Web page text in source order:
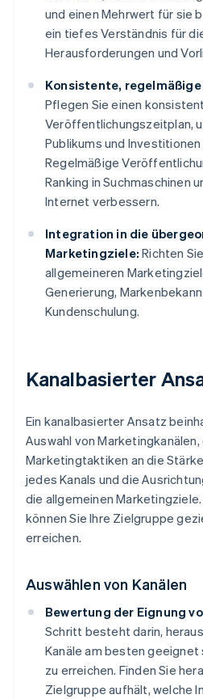
und einen Mehrwert für sie
ein tiefes Verständnis für
Herausforderungen und
Konsistente,
Pflegen Sie einen
Veröffentlichungszeitplan,
Publikums und
Regelmäßige
Ranking in Suchmaschinen
Internet verbessern.
Integration in die
Marketingziele: Richten
allgemeineren
Generierung,
Kundenschulung.
Kanalbasierter
Ein kanalbasierter Ansatz
Auswahl von
Marketingtaktiken an die
jedes Kanals und die
die allgemeinen
können Sie Ihre Zielgruppe
erreichen.
Auswählen von Kanälen
Bewertung der Eignung
Schritt besteht darin,
Kanäle am besten geeignet
zu erreichen. Finden Sie
Zielgruppe aufhält, welche